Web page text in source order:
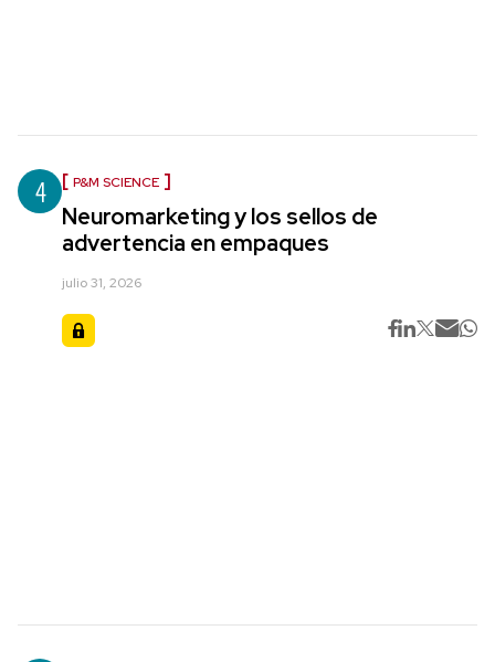
4 P&M SCIENCE
Neuromarketing y los sellos de
advertencia en empaques
julio 31, 2026